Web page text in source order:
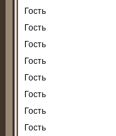
Гость
Гость
Гость
Гость
Гость
Гость
Гость
Гость